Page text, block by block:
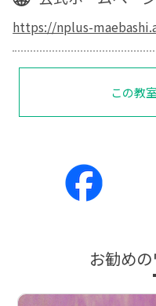
https://nplus-
この教
お勧め